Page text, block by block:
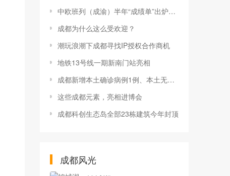
中欧班列（成渝）半年“成绩单”出炉连接125个境外城市 累计开行近3000列
成都为什么这么受欢迎？
潮玩浪潮下成都寻找IP授权合作商机
地铁13号线一期新南门站亮相
成都新增本土确诊病例1例、本土无症状感染者5例
这些成都元素，亮相进博会
成都科创生态岛全部23栋建筑今年封顶
成都风光